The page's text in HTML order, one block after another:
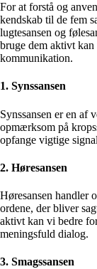
For at forstå og
kendskab til de fem
lugtesansen og
bruge dem aktivt kan
kommunikation.
1. Synssansen
Synssansen er en af
opmærksom på
opfange vigtige
2. Høresansen
Høresansen handler
ordene, der bliver
aktivt kan vi bedre
meningsfuld dialog.
3. Smagssansen